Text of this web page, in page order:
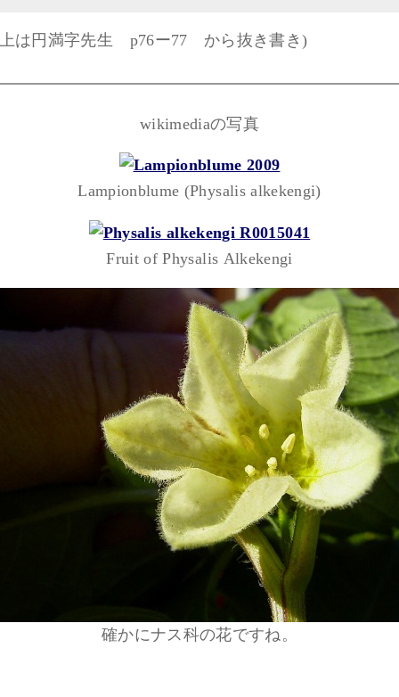
は円満字先生 p76ー77 から抜き書き)
wikimediaの写真
Lampionblume (Physalis alkekengi)
Fruit of Physalis Alkekengi
確かにナス科の花ですね。